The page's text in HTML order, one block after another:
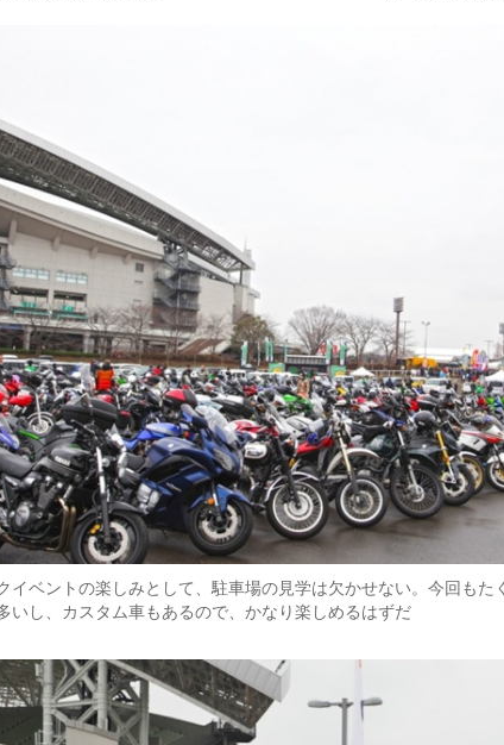
イベントの楽しみとして、駐車場の見学は欠かせない。今回もた
いし、カスタム車もあるので、かなり楽しめるはずだ